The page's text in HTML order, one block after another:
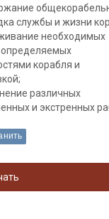
службы и жизни
необходимых
определяемых
корабля и
различных
и экстренных